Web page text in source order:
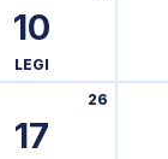
10
LEGI
17
26